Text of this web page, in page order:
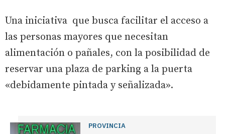
Una iniciativa que busca facilitar el acceso a
las personas mayores que necesitan
alimentación o pañales, con la posibilidad de
reservar una plaza de parking a la puerta
«debidamente pintada y señalizada».
PROVINCIA